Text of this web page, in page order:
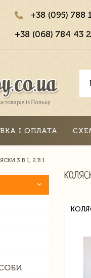
+38 (095) 788
+38 (068) 784 43
І ОПЛАТА
3 В 1, 2 В 1